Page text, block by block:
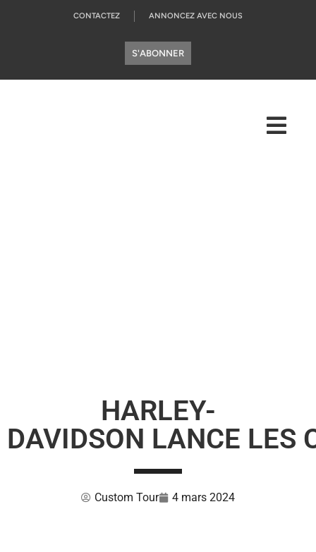
CONTACTEZ ANNONCEZ AVEC NOUS
S'ABONNER
HARLEY-
DAVIDSON LANCE LES
Custom Tour 4 mars 2024